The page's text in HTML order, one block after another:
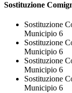
Sostituzione
Sostituzione
Municipio 6
Sostituzione
Municipio 6
Sostituzione
Municipio 6
Sostituzione
Municipio 6